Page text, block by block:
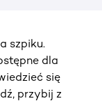
szpiku.
dla
się
przybij z